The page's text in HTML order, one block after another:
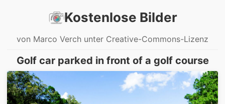
Kostenlose Bilder
von Marco Verch unter Creative-Commons-Lizenz
Golf car parked in front of a golf course